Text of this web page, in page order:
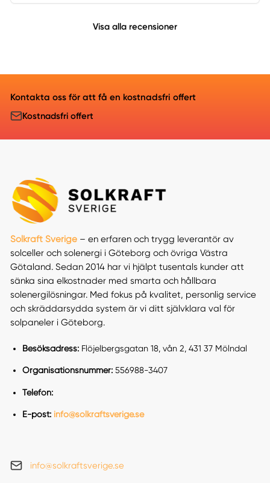
Visa alla recensioner
Kontakta oss för att få en kostnadsfri offert
Kostnadsfri offert
Solkraft Sverige– en erfaren och trygg leverantör av
solceller och solenergi i Göteborg och övriga Västra
Götaland. Sedan 2014 har vi hjälpt tusentals kunder att
sänka sina elkostnader med smarta och hållbara
solenergilösningar. Med fokus på kvalitet, personlig service
och skräddarsydda system är vi ditt självklara val för
solpaneler i Göteborg.
Besöksadress: Flöjelbergsgatan 18, vån 2, 431 37 Mölndal
Organisationsnummer: 556988-3407
Telefon:
E-post: info@solkraftsverige.se
info@solkraftsverige.se